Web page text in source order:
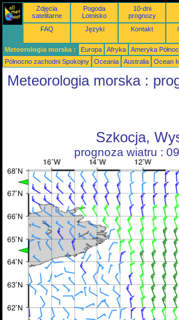
Zdjęcia
satelitarne
Pogoda
Lotnisko
10-dni
prognozy
FAQ Języki Kontakt
Meteorologia morska : Europa Afryka Ameryka
Północno zachodni Spokojny
Oceania Australia Ocean
Meteorologia morska :
Szkocja,
prognoza wiatru :